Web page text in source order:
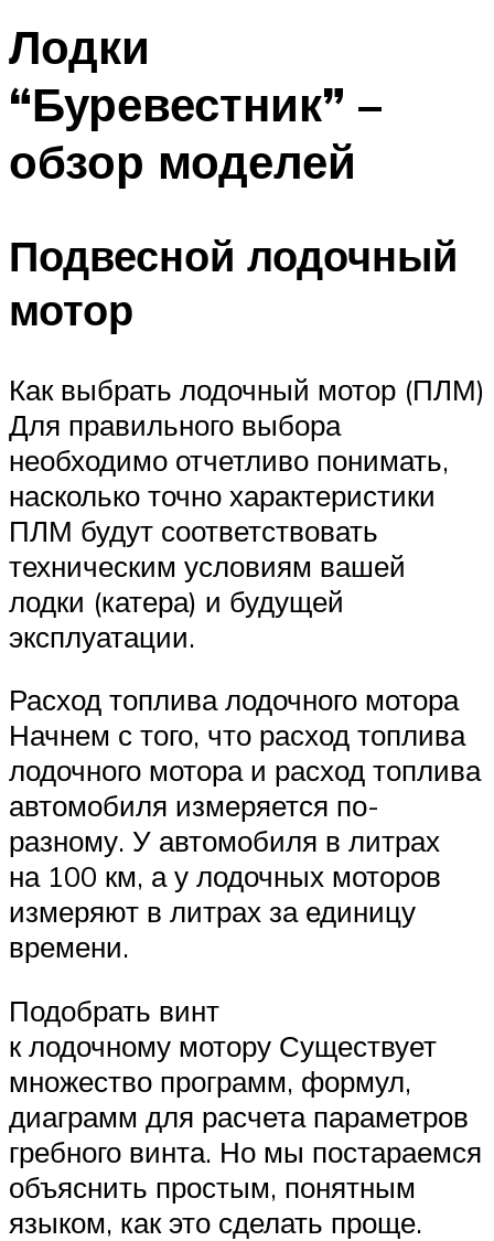
Лодки
“Буревестник” –
обзор моделей
Подвесной лодочный
мотор
Как выбрать лодочный мотор (ПЛМ)
Для правильного выбора
необходимо отчетливо понимать,
насколько точно характеристики
ПЛМ будут соответствовать
техническим условиям вашей
лодки (катера) и будущей
эксплуатации.
Расход топлива лодочного мотора
Начнем с того, что расход топлива
лодочного мотора и расход топлива
автомобиля измеряется по-
разному. У автомобиля в литрах
на 100 км, а у лодочных моторов
измеряют в литрах за единицу
времени.
Подобрать винт
к лодочному мотору Существует
множество программ, формул,
диаграмм для расчета параметров
гребного винта. Но мы постараемся
объяснить простым, понятным
языком, как это сделать проще.